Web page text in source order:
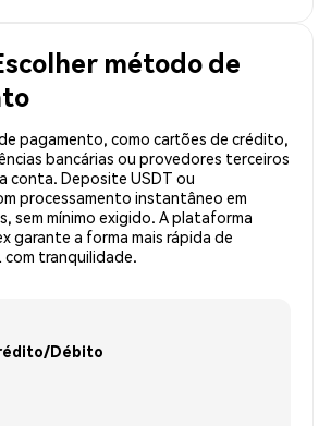
método de
pagamento, como cartões de crédito,
bancárias ou provedores terceiros
conta. Deposite USDT ou
processamento instantâneo em
sem mínimo exigido. A plataforma
garante a forma mais rápida de
com tranquilidade.
Débito